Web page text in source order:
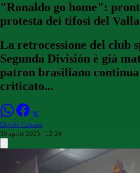
"Ronaldo go home":
protesta dei tifosi del
La retrocessione del club
Segunda División è già
patron brasiliano continua
criticato...
Davide Capano
30 aprile 2025 - 12:24